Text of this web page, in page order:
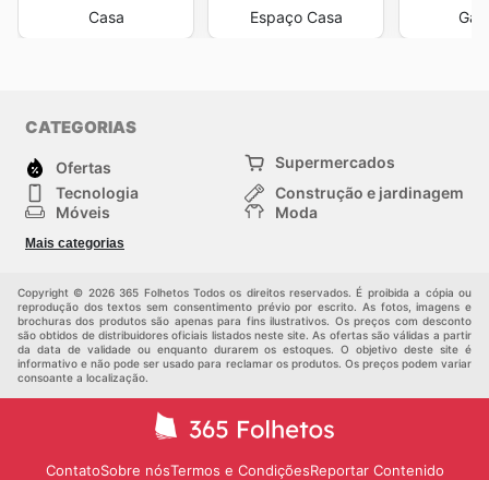
Casa Espaço Casa
CATEGORIAS
Ofertas
Supermercados
Tecnologia
Construção e jardinagem
Móveis
Moda
Crianças
Mais categorias
Copyright © 2026 365 Folhetos Todos os direitos reservados. É proibida a cópia ou
reprodução dos textos sem consentimento prévio por escrito. As fotos, imagens e
brochuras dos produtos são apenas para fins ilustrativos. Os preços com desconto
são obtidos de distribuidores oficiais listados neste site. As ofertas são válidas a partir
da data de validade ou enquanto durarem os estoques. O objetivo deste site é
informativo e não pode ser usado para reclamar os produtos. Os preços podem variar
consoante a localização.
ContatoSobre nósTermos e CondiçõesReportar Contenido